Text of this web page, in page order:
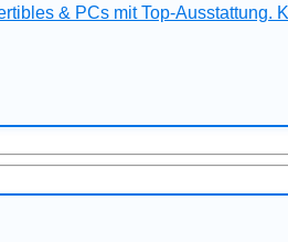
& PCs mit Top-Ausstattung.